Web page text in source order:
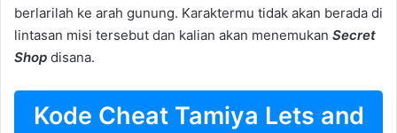
berlarilah ke arah gunung. Karaktermu tidak akan berada di
lintasan misi tersebut dan kalian akan menemukan Secret
Shop disana.
Kode Cheat Tamiya Lets and